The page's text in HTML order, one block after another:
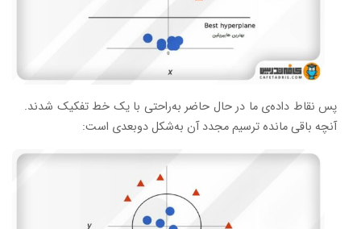
پس نقاط داده‌ی ما در حال حاضر به‌راحتی با یک خط تفکیک شدند.
آنچه باقی مانده ترسیم مجدد آن به‌شکل دوبعدی است: